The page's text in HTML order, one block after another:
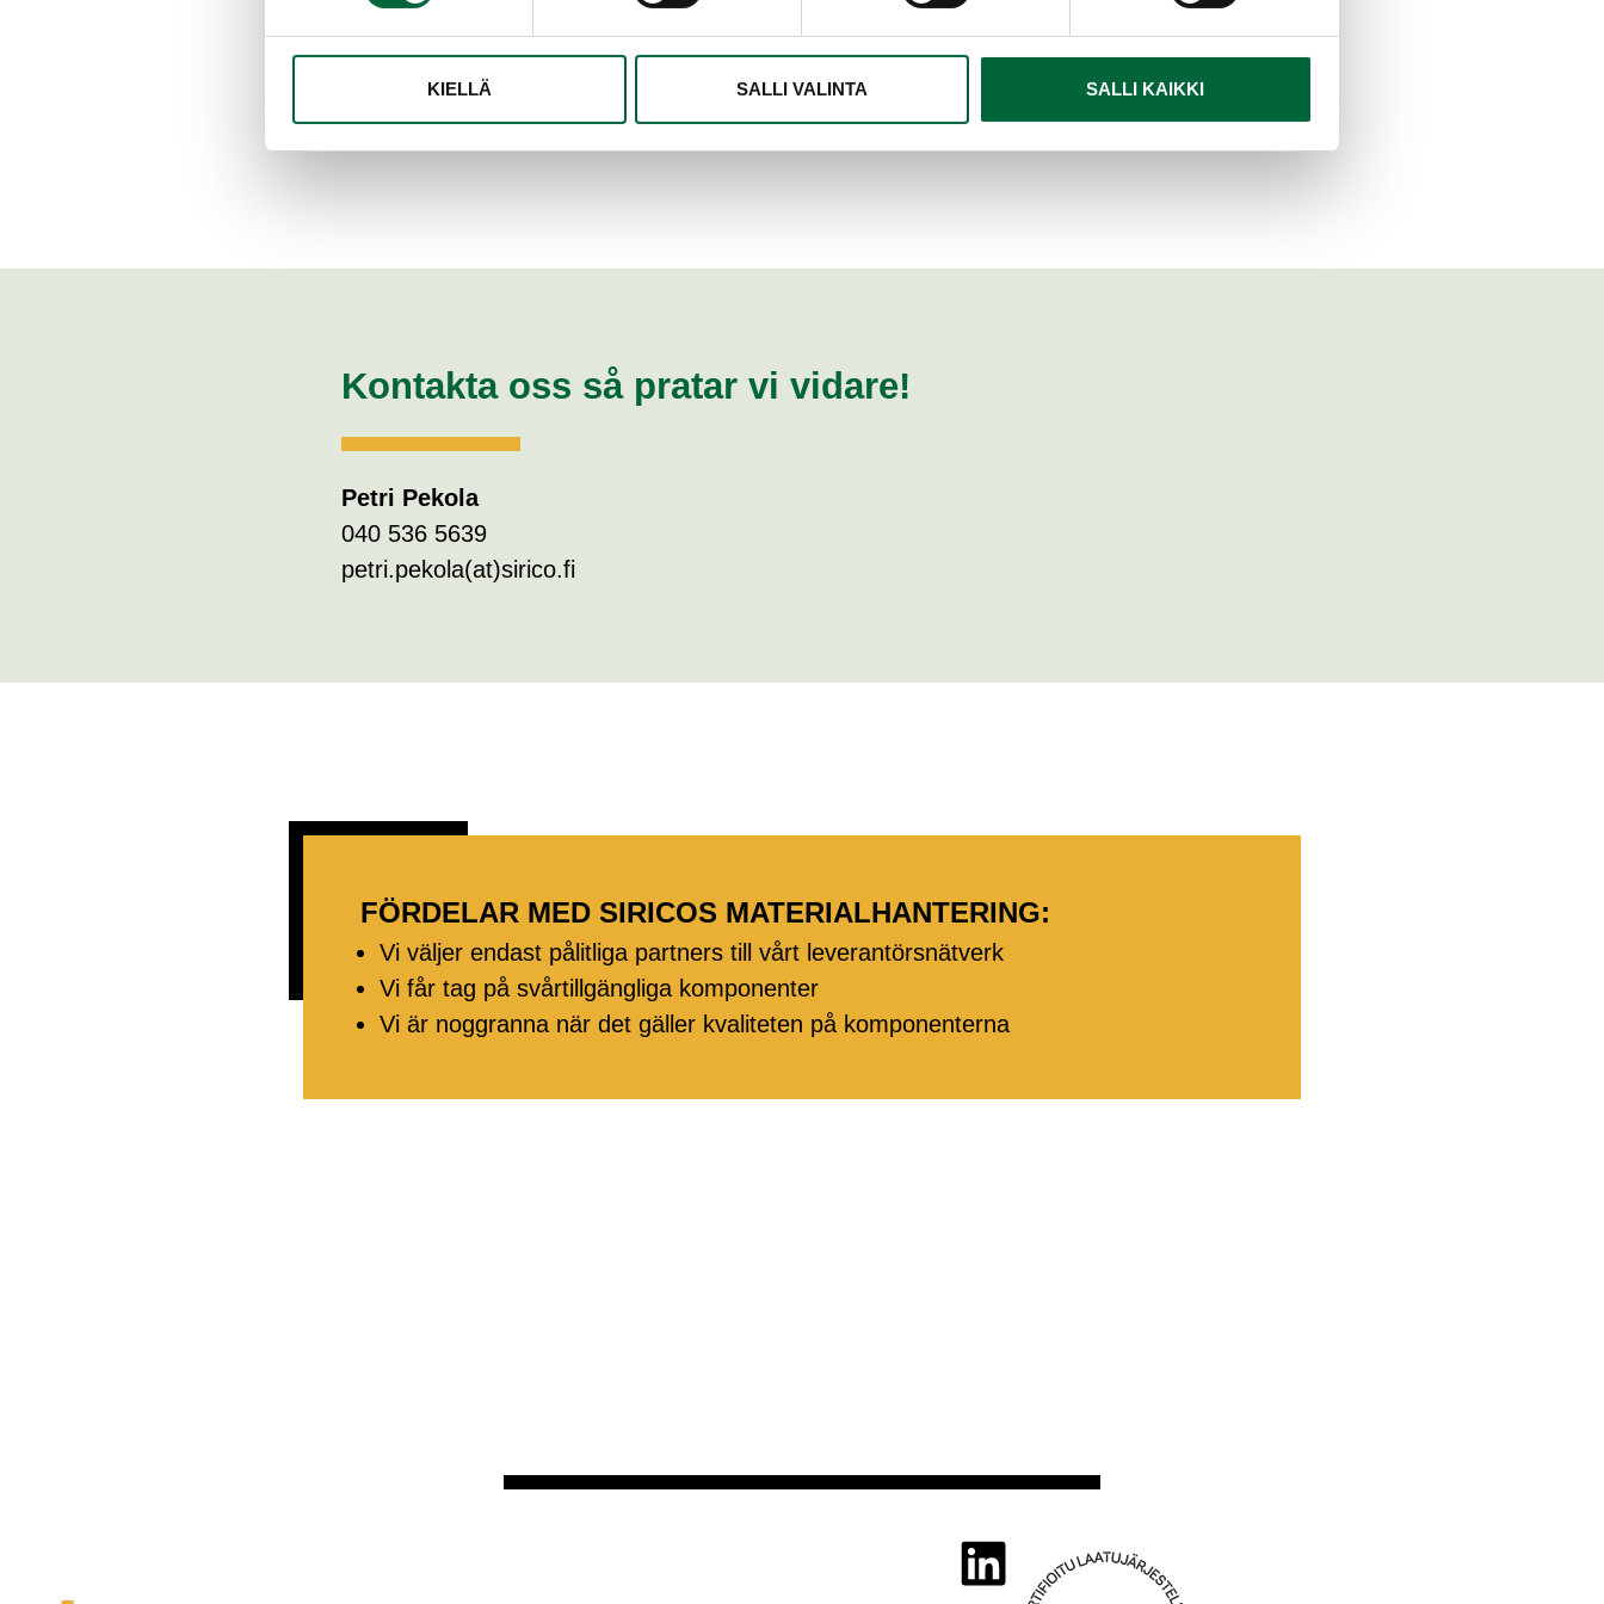
KIELLÄ SALLI VALINTA SALLI KAIKKI
produkttillverkningen.
Kontakta oss så pratar vi vidare!
Petri Pekola
040 536 5639
petri.pekola(at)sirico.fi
FÖRDELAR MED SIRICOS MATERIALHANTERING:
Vi väljer endast pålitliga partners till vårt leverantörsnätverk
Vi får tag på svårtillgängliga komponenter
Vi är noggranna när det gäller kvaliteten på komponenterna